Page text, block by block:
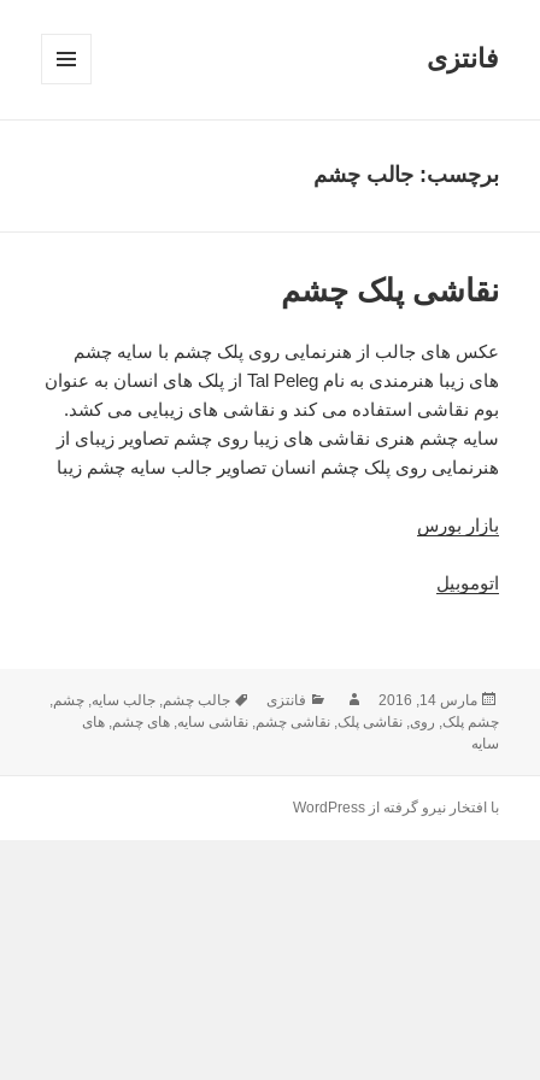
فانتزی
برچسب: جالب چشم
نقاشی پلک چشم
عکس های جالب از هنرنمایی روی پلک چشم با سایه چشم
های زیبا هنرمندی به نام Tal Peleg از پلک های انسان به عنوان
بوم نقاشی استفاده می کند و نقاشی های زیبایی می کشد.
سایه چشم هنری نقاشی های زیبا روی چشم تصاویر زیبای از
هنرنمایی روی پلک چشم انسان تصاویر جالب سایه چشم زیبا
بازار بورس
اتوموبیل
ارسال
شده
در
مارس 14, 2016 نویسندهدسته‌ها
فانتزی برچسب‌ها
جالب چشم,جالب سایه,چشم,
چشم پلک, روی,نقاشی پلک,نقاشی چشم,نقاشی سایه,های چشم,های
سایه
با افتخار نیرو گرفته از WordPress